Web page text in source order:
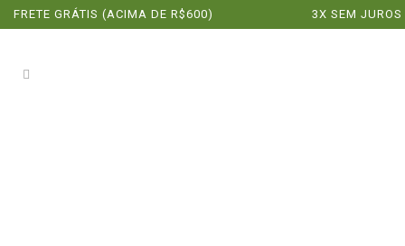
FRETE GRÁTIS (ACIMA DE R$600) 3X SEM JUROS